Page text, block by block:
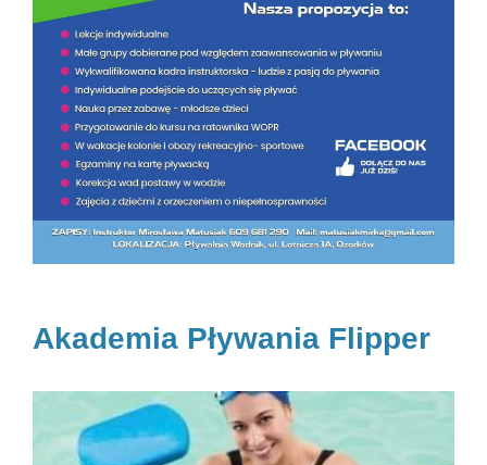
Akademia Pływania Flipper